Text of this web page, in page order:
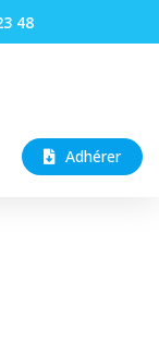
48
Adhérer